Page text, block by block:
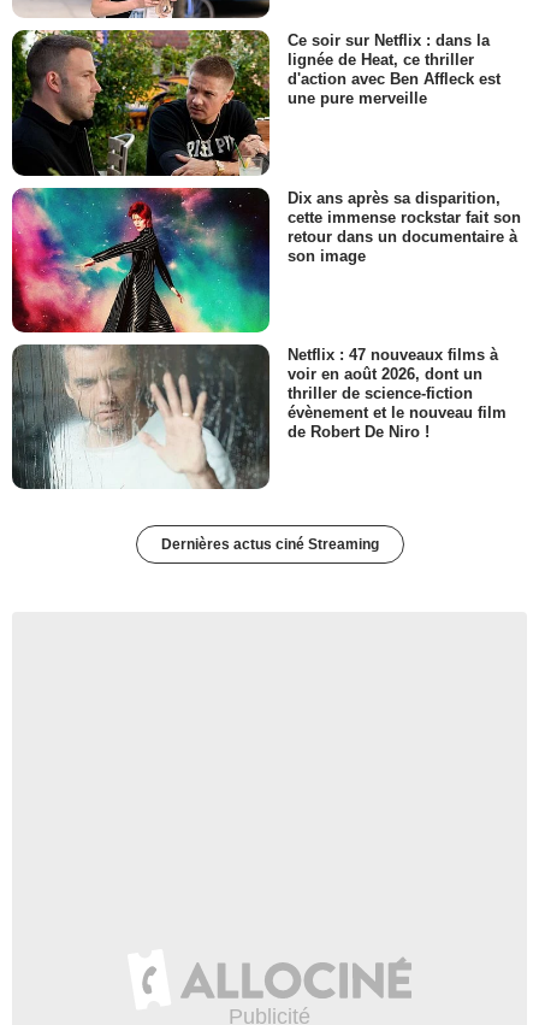
Ce soir sur Netflix : dans la
lignée de Heat, ce thriller
d'action avec Ben Affleck est
une pure merveille
Dix ans après sa disparition,
cette immense rockstar fait son
retour dans un documentaire à
son image
Netflix : 47 nouveaux films à
voir en août 2026, dont un
thriller de science-fiction
évènement et le nouveau film
de Robert De Niro !
Dernières actus ciné Streaming